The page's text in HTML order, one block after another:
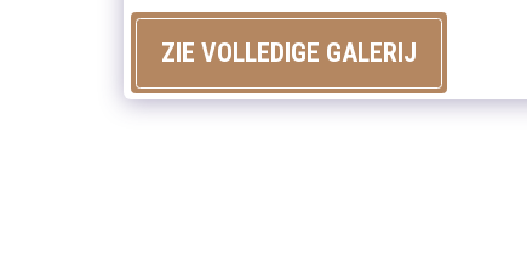
ZIE VOLLEDIGE GALERIJ